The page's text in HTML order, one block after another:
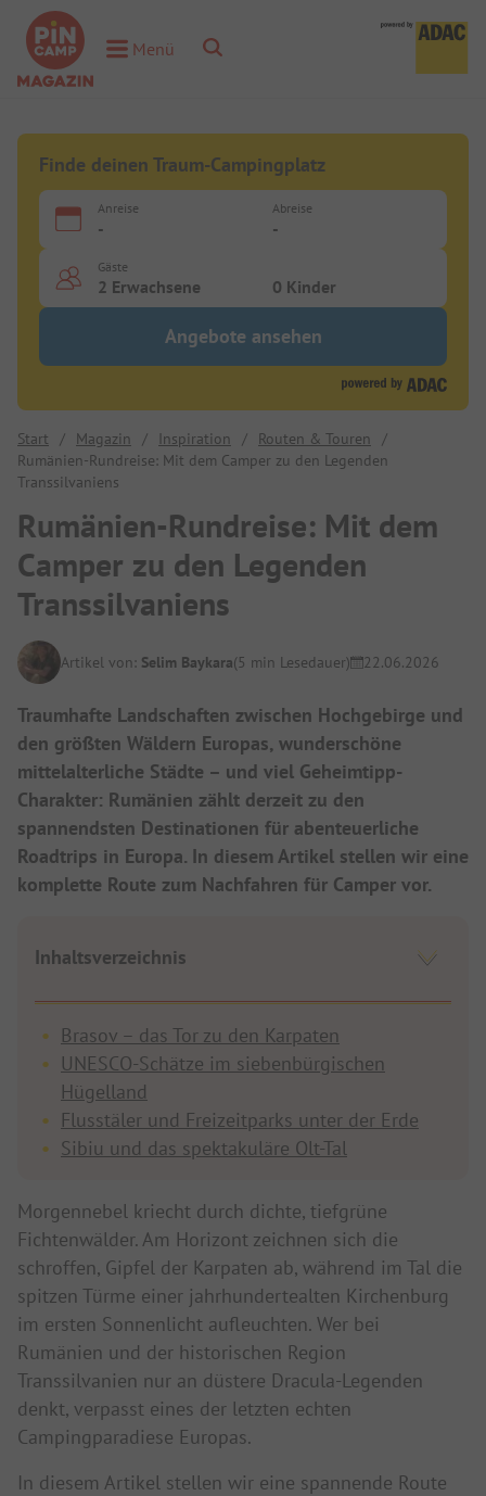
Toggle Menu
Menü Toggle Search
Finde deinen Traum-Campingplatz
Anreise
-
Abreise
-
Gäste
2 Erwachsene 0 Kinder
Angebote ansehen
Start / Magazin / Inspiration / Routen & Touren
/
Rumänien-Rundreise: Mit dem Camper zu den Legenden
Transsilvaniens
Rumänien-Rundreise: Mit dem
Camper zu den Legenden
Transsilvaniens
Artikel von: Selim Baykara(5 min Lesedauer) 22.06.2026
Traumhafte Landschaften zwischen Hochgebirge und
den größten Wäldern Europas, wunderschöne
mittelalterliche Städte – und viel Geheimtipp-
Charakter: Rumänien zählt derzeit zu den
spannendsten Destinationen für abenteuerliche
Roadtrips in Europa. In diesem Artikel stellen wir eine
komplette Route zum Nachfahren für Camper vor.
Inhaltsverzeichnis
Brasov – das Tor zu den Karpaten
UNESCO-Schätze im siebenbürgischen
Hügelland
Flusstäler und Freizeitparks unter der Erde
Sibiu und das spektakuläre Olt-Tal
Morgennebel kriecht durch dichte, tiefgrüne
Fichtenwälder. Am Horizont zeichnen sich die
schroffen, Gipfel der Karpaten ab, während im Tal die
spitzen Türme einer jahrhundertealten Kirchenburg
im ersten Sonnenlicht aufleuchten. Wer bei
Rumänien und der historischen Region
Transsilvanien nur an düstere Dracula-Legenden
denkt, verpasst eines der letzten echten
Campingparadiese Europas.
In diesem Artikel stellen wir eine spannende Route